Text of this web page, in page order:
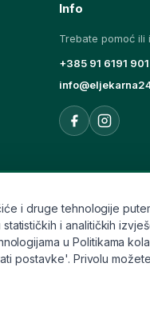
Info
Trebate pomoć ili
+385 91 6191 901
i druge tehnologije
i analitičkih
u Politikama
postavke'. Privolu